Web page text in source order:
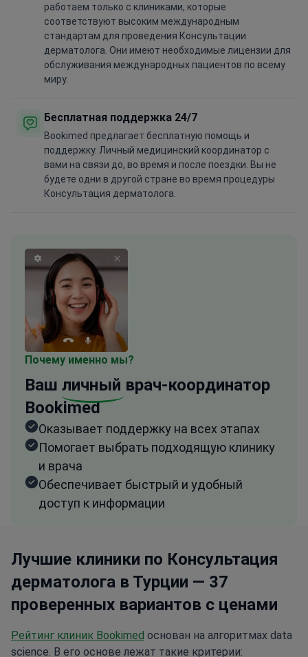
работаем только с клиниками, которые
соответствуют высоким международным
стандартам для проведения Консультации
дерматолога. Они имеют необходимые лицензии для
обслуживания международных пациентов по всему
миру.
Бесплатная поддержка 24/7
Bookimed предлагает бесплатную помощь и
поддержку. Личный медицинский координатор с
вами на связи до, во время и после поездки. Вы не
будете одни в другой стране во время процедуры
Консультация дерматолога.
Почему именно мы?
Ваш личный врач-координатор
Bookimed
Оказывает поддержку на всех этапах
Помогает выбрать подходящую клинику
и врача
Обеспечивает быстрый и удобный
доступ к информации
Лучшие клиники по Консультация
дерматолога в Турции — 37
проверенных вариантов с ценами
Рейтинг клиник Bookimed основан на алгоритмах data
science. В его основе лежат такие критерии: